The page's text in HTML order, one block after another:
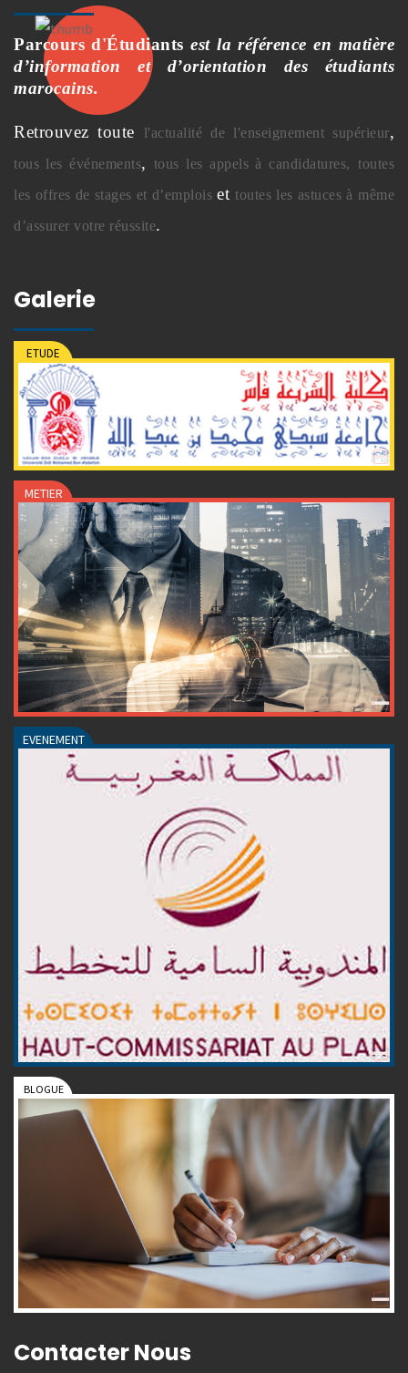
Parcours d'Étudiants est la référence en matière
d’information et d’orientation des étudiants
marocains.
Retrouvez toute l'actualité de l'enseignement supérieur,
tous les événements, tous les appels à candidatures, toutes
les offres de stages et d’emploisettoutes les astuces à même
d’assurer votre réussite.
Galerie
Contacter Nous